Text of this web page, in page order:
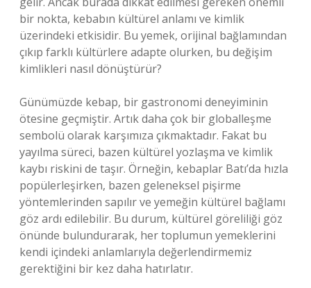
bir nokta, kebabın kültürel anlamı ve kimlik
üzerindeki etkisidir. Bu yemek, orijinal bağlamından
çıkıp farklı kültürlere adapte olurken, bu değişim
kimlikleri nasıl dönüştürür?
Günümüzde kebap, bir gastronomi deneyiminin
ötesine geçmiştir. Artık daha çok bir globalleşme
sembolü olarak karşımıza çıkmaktadır. Fakat bu
yayılma süreci, bazen kültürel yozlaşma ve kimlik
kaybı riskini de taşır. Örneğin, kebaplar Batı’da hızla
popülerleşirken, bazen geleneksel pişirme
yöntemlerinden sapılır ve yemeğin kültürel bağlamı
göz ardı edilebilir. Bu durum, kültürel göreliliği göz
önünde bulundurarak, her toplumun yemeklerini
kendi içindeki anlamlarıyla değerlendirmemiz
gerektiğini bir kez daha hatırlatır.